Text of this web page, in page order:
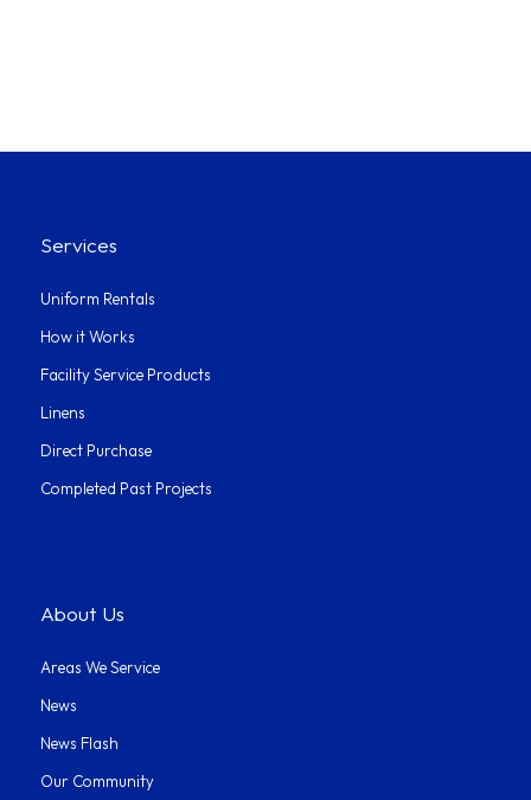
Services
Uniform Rentals
How it Works
Facility Service Products
Linens
Direct Purchase
Completed Past Projects
About Us
Areas We Service
News
News Flash
Our Community